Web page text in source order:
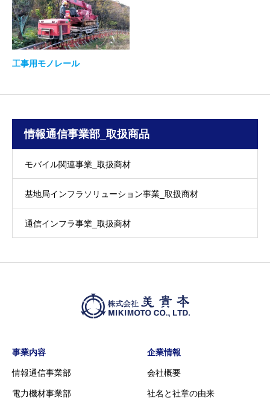
工事用モノレール
情報通信事業部_取扱商品
モバイル関連事業_取扱商材
基地局インフラソリューション事業_取扱商材
通信インフラ事業_取扱商材
事業内容
情報通信事業部
電力機材事業部
企業情報
会社概要
社名と社章の由来